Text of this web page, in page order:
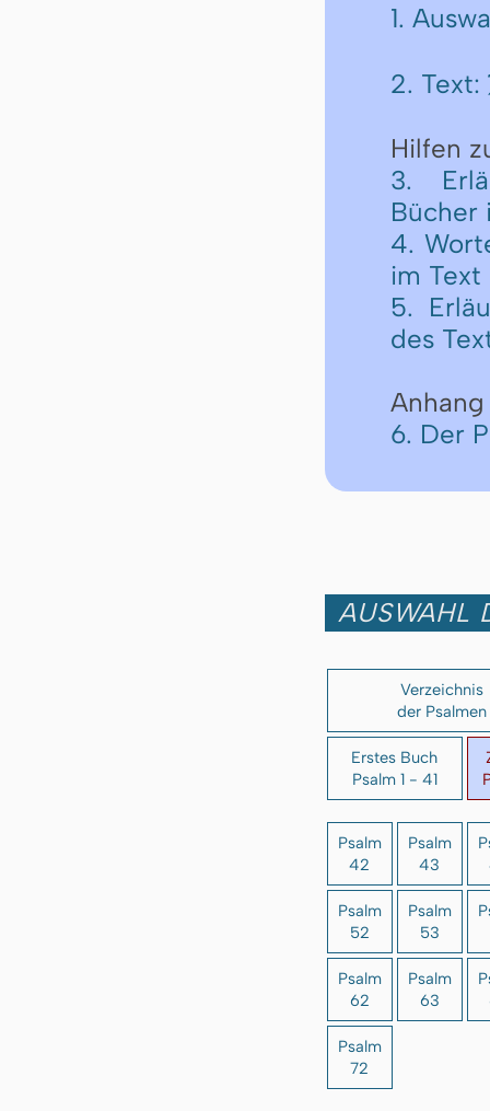
1.
2. Text:
Hilfen
3.
Bücher
4.
im Text
5.
des
Anhang
6. Der
AUSWAHL
Verzeichnis
der Psalmen
Erstes Buch
Psalm 1 - 41
Psalm
42
Psalm
43
Psalm
52
Psalm
53
Psalm
62
Psalm
63
Psalm
72